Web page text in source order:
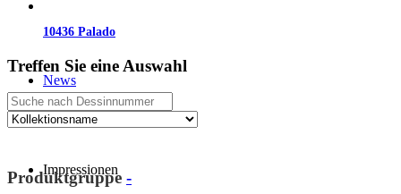
News
Impressionen
10436 Palado
Treffen Sie eine Auswahl
Produktgruppe -